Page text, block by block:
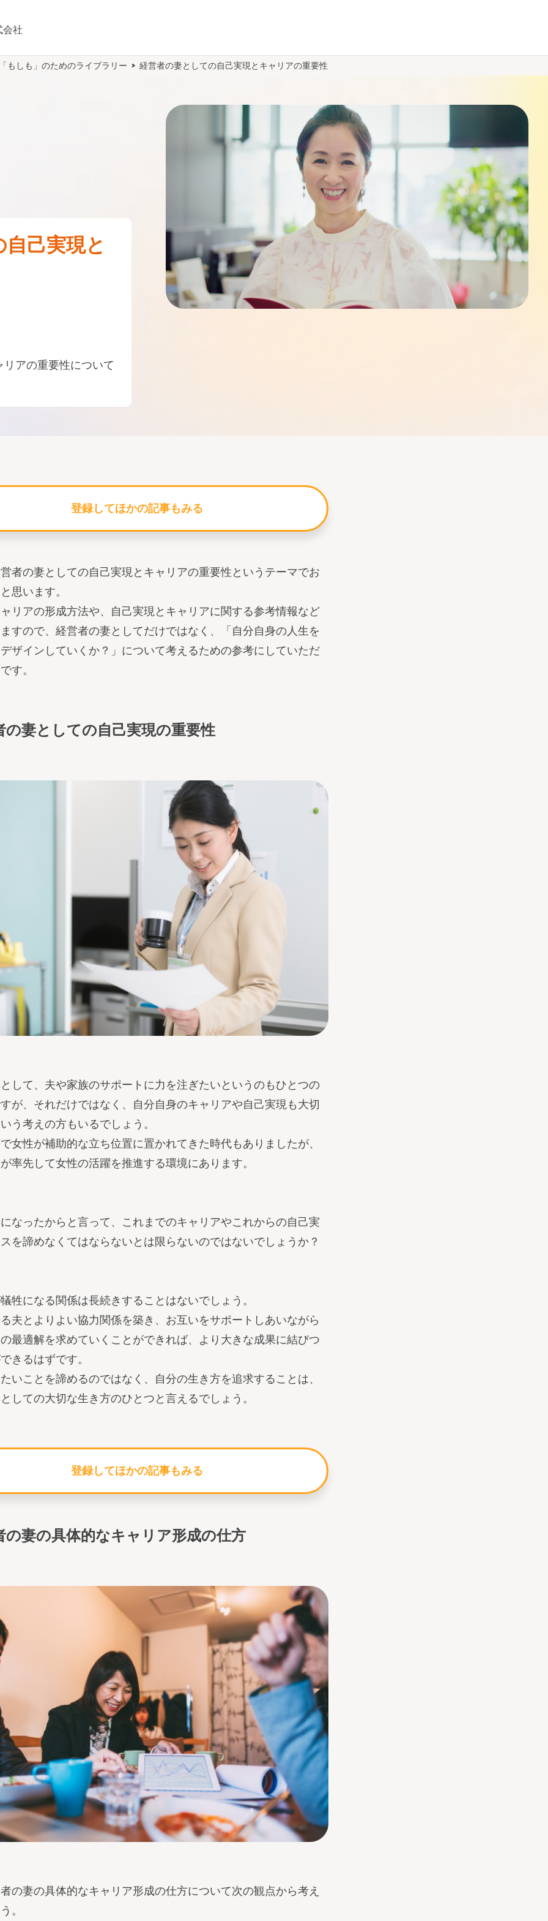
会社
もしも」のためのライブラリー 経営者の妻としての自己実現とキャリアの重要性
己実現と
アの重要性について
登録してほかの記事もみる
者の妻としての自己実現とキャリアの重要性というテーマでお
思います。
リアの形成方法や、自己実現とキャリアに関する参考情報など
すので、経営者の妻としてだけではなく、「自分自身の人生を
ザインしていくか？」について考えるための参考にしていただ
す。
の妻としての自己実現の重要性
して、夫や家族のサポートに力を注ぎたいというのもひとつの
が、それだけではなく、自分自身のキャリアや自己実現も大切
う考えの方もいるでしょう。
女性が補助的な立ち位置に置かれてきた時代もありましたが、
率先して女性の活躍を推進する環境にあります。
なったからと言って、これまでのキャリアやこれからの自己実
を諦めなくてはならないとは限らないのではないでしょうか？
牲になる関係は長続きすることはないでしょう。
夫とよりよい協力関係を築き、お互いをサポートしあいながら
最適解を求めていくことができれば、より大きな成果に結びつ
きるはずです。
いことを諦めるのではなく、自分の生き方を追求することは、
しての大切な生き方のひとつと言えるでしょう。
登録してほかの記事もみる
の妻の具体的なキャリア形成の仕方
の妻の具体的なキャリア形成の仕方について次の観点から考え
。